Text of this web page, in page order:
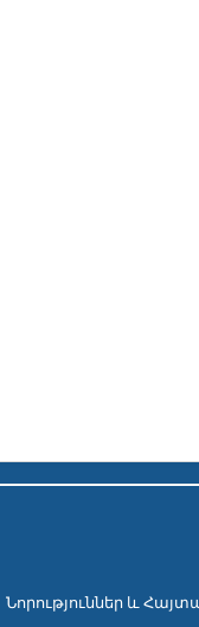
Նորություններ և